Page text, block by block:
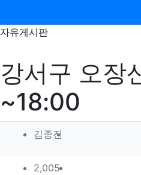
자유게시판
강서구 오장
~18:00
작성자 정보
김종진
컨텐츠 정보
2,005조회